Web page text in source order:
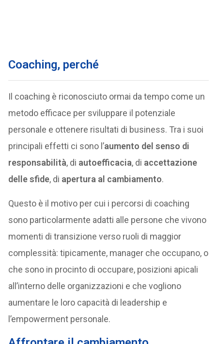
Coaching, perché
Il coaching è riconosciuto ormai da tempo come un
metodo efficace per sviluppare il potenziale
personale e ottenere risultati di business. Tra i suoi
principali effetti ci sono l’aumento del senso di
responsabilità, di autoefficacia, di accettazione
delle sfide, di apertura al cambiamento.
Questo è il motivo per cui i percorsi di coaching
sono particolarmente adatti alle persone che vivono
momenti di transizione verso ruoli di maggior
complessità: tipicamente, manager che occupano, o
che sono in procinto di occupare, posizioni apicali
all’interno delle organizzazioni e che vogliono
aumentare le loro capacità di leadership e
l’empowerment personale.